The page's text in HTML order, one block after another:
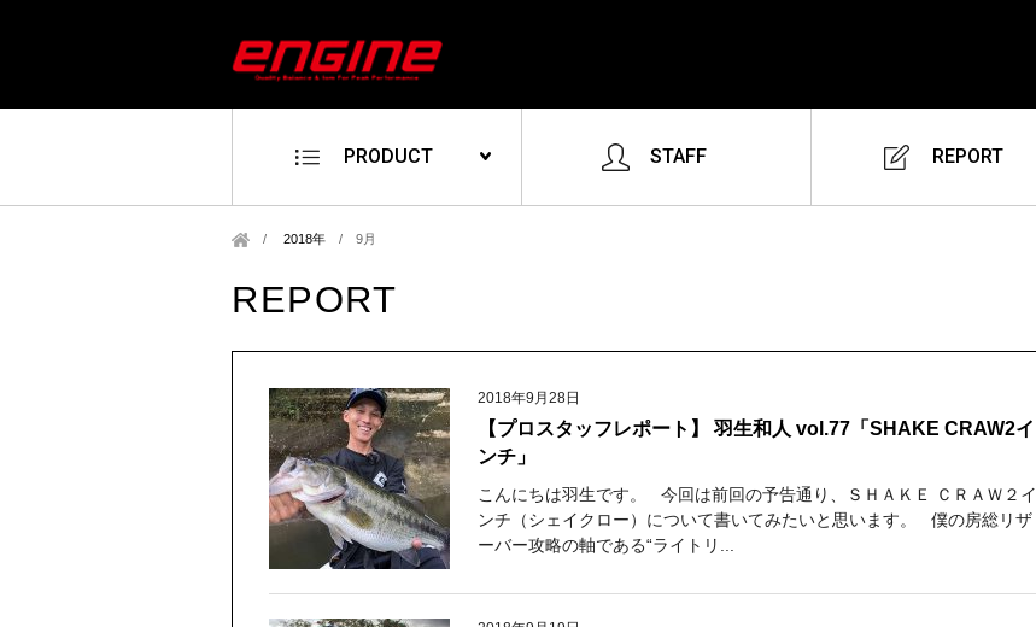
PRODUCT STAFF REPORT
2018年 /9月
REPORT
2018年9月28日
【プロスタッフレポート】 羽生和人 vol.77「SHAKE CRAW2イ
ンチ」
こんにちは羽生です。 今回は前回の予告通り、ＳＨＡＫＥ ＣＲＡＷ２イ
ンチ（シェイクロー）について書いてみたいと思います。 僕の房総リザ
ーバー攻略の軸である“ライトリ...